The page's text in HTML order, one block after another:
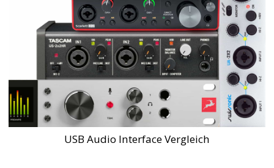
USB Audio Interface Vergleich